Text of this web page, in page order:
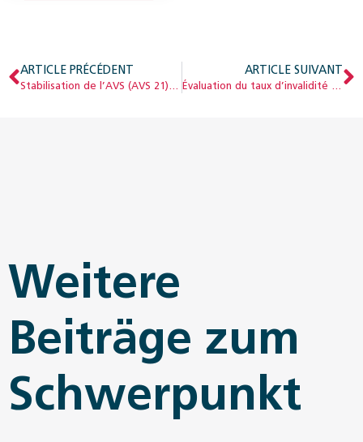
ARTICLE PRÉCÉDENT
Stabilisation de l’AVS (AVS 21) : quels changements ?
ARTICLE SUIVANT
Évaluation du taux d’invalidité dans le système de rentes linéaire
Weitere
Beiträge zum
Schwerpunkt